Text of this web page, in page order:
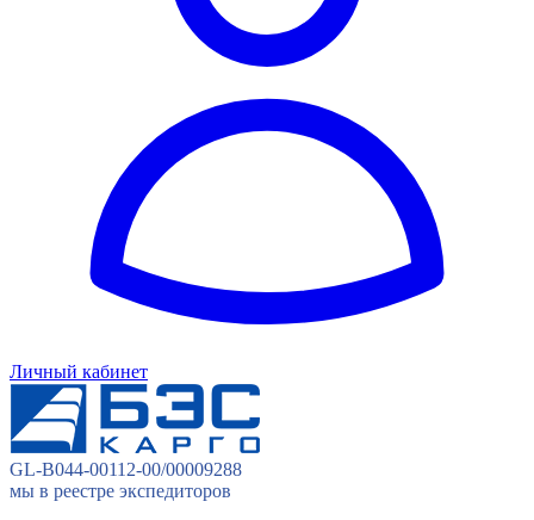
Личный кабинет
GL-B044-00112-00/00009288
мы в реестре экспедиторов